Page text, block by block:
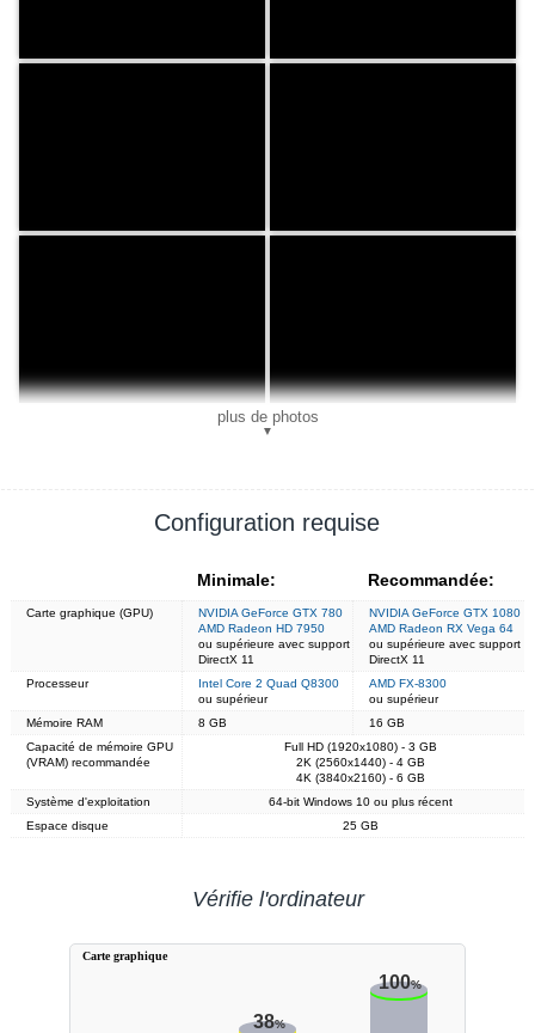
plus de photos
▼
Configuration requise
Minimale: Recommandée:
Carte graphique (GPU)
NVIDIA GeForce GTX 780
AMD Radeon HD 7950
ou supérieure avec support
DirectX 11
NVIDIA GeForce GTX 1080
AMD Radeon RX Vega 64
ou supérieure avec support
DirectX 11
Processeur
Intel Core 2 Quad Q8300
ou supérieur
AMD FX-8300
ou supérieur
Mémoire RAM
8 GB
16 GB
Capacité de mémoire GPU
(VRAM) recommandée
Full HD (1920x1080) - 3 GB
2K (2560x1440) - 4 GB
4K (3840x2160) - 6 GB
Système d'exploitation
64-bit Windows 10 ou plus récent
Espace disque
25 GB
Vérifie l'ordinateur
38%
100%
Carte graphique